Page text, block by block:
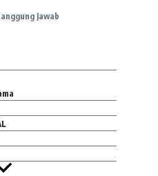
Jawab